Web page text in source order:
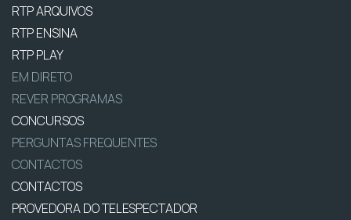
RTP ARQUIVOS
RTP ENSINA
RTP PLAY
EM DIRETO
REVER PROGRAMAS
CONCURSOS
PERGUNTAS FREQUENTES
CONTACTOS
CONTACTOS
PROVEDORA DO TELESPECTADOR